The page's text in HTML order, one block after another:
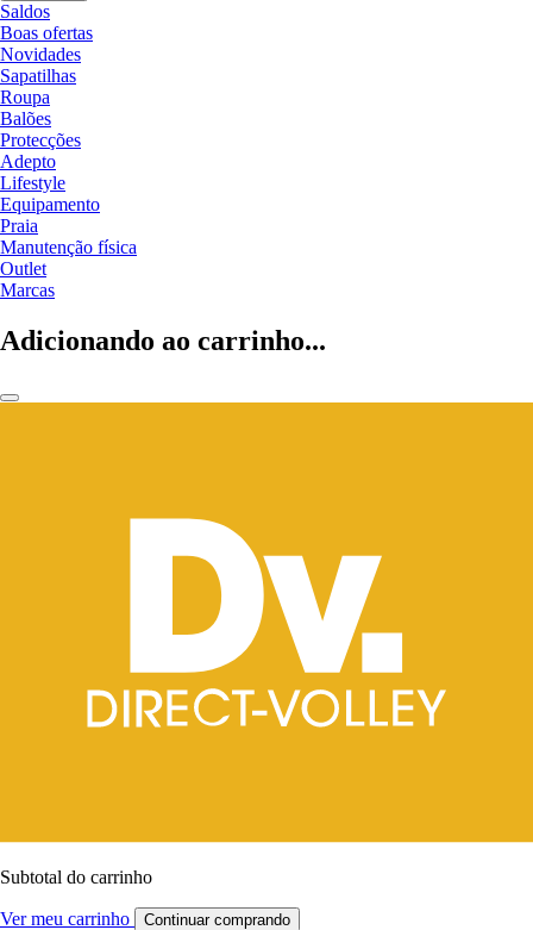
Saldos
Boas ofertas
Novidades
Sapatilhas
Roupa
Balões
Protecções
Adepto
Lifestyle
Equipamento
Praia
Manutenção física
Outlet
Marcas
Adicionando ao carrinho...
Subtotal do carrinho
Ver meu carrinho Continuar comprando